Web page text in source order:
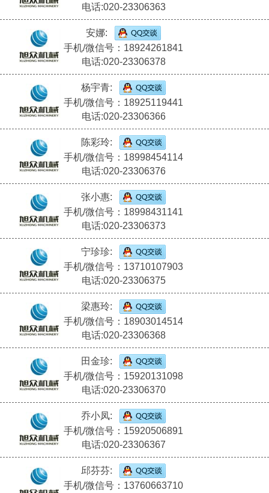
电话:020-23306363
安娜:
手机/微信号：18924261841
电话:020-23306378
杨宇青:
手机/微信号：18925119441
电话:020-23306366
陈彩玲:
手机/微信号：18998454114
电话:020-23306376
张小惠:
手机/微信号：18998431141
电话:020-23306373
宁珍珍:
手机/微信号：13710107903
电话:020-23306375
梁惠玲:
手机/微信号：18903014514
电话:020-23306368
田金珍:
手机/微信号：15920131098
电话:020-23306370
乔小凤:
手机/微信号：15920506891
电话:020-23306367
邱芬芬:
手机/微信号：13760663710